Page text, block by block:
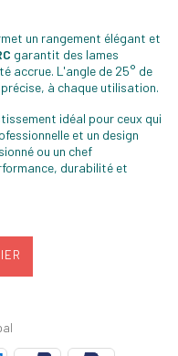
un rangement élégant et
garantit des lames
accrue. L'angle de 25° de
à chaque utilisation.
idéal pour ceux qui
et un design
ou un chef
durabilité et